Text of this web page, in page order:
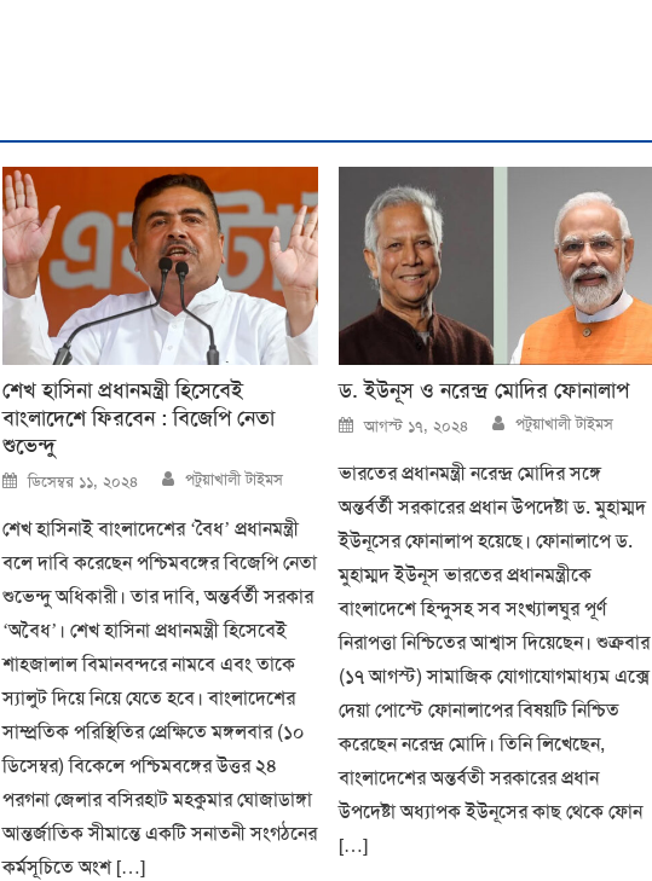
শেখ হাসিনা প্রধানমন্ত্রী হিসেবেই
বাংলাদেশে ফিরবেন : বিজেপি নেতা
শুভেন্দু
Posted
on
ডিসেম্বর ১১, ২০২৪ Author
পটুয়াখালী টাইমস
শেখ হাসিনাই বাংলাদেশের ‘বৈধ’ প্রধানমন্ত্রী
বলে দাবি করেছেন পশ্চিমবঙ্গের বিজেপি নেতা
শুভেন্দু অধিকারী। তার দাবি, অন্তর্বর্তী সরকার
‘অবৈধ’। শেখ হাসিনা প্রধানমন্ত্রী হিসেবেই
শাহজালাল বিমানবন্দরে নামবে এবং তাকে
স্যালুট দিয়ে নিয়ে যেতে হবে। বাংলাদেশের
সাম্প্রতিক পরিস্থিতির প্রেক্ষিতে মঙ্গলবার (১০
ডিসেম্বর) বিকেলে পশ্চিমবঙ্গের উত্তর ২৪
পরগনা জেলার বসিরহাট মহকুমার ঘোজাডাঙ্গা
আন্তর্জাতিক সীমান্তে একটি সনাতনী সংগঠনের
কর্মসূচিতে অংশ […]
ড. ইউনূস ও নরেন্দ্র মোদির ফোনালাপ
Posted
on
আগস্ট ১৭, ২০২৪ Author
পটুয়াখালী টাইমস
ভারতের প্রধানমন্ত্রী নরেন্দ্র মোদির সঙ্গে
অন্তর্বর্তী সরকারের প্রধান উপদেষ্টা ড. মুহাম্মদ
ইউনূসের ফোনালাপ হয়েছে। ফোনালাপে ড.
মুহাম্মদ ইউনূস ভারতের প্রধানমন্ত্রীকে
বাংলাদেশে হিন্দুসহ সব সংখ্যালঘুর পূর্ণ
নিরাপত্তা নিশ্চিতের আশ্বাস দিয়েছেন। শুক্রবার
(১৭ আগস্ট) সামাজিক যোগাযোগমাধ্যম এক্সে
দেয়া পোস্টে ফোনালাপের বিষয়টি নিশ্চিত
করেছেন নরেন্দ্র মোদি। তিনি লিখেছেন,
বাংলাদেশের অন্তর্বতী সরকারের প্রধান
উপদেষ্টা অধ্যাপক ইউনূসের কাছ থেকে ফোন
[…]